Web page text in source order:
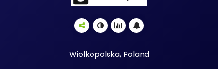
Wielkopolska, Poland